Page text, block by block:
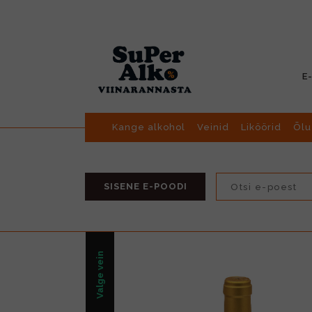
Kange alkohol Veinid Liköörid Õlu
SISENE E-POODI
Valge vein